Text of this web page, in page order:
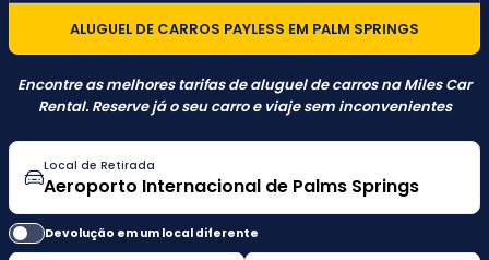
ALUGUEL DE CARROS PAYLESS EM PALM SPRINGS
Encontre as melhores tarifas de aluguel de carros na Miles Car
Rental. Reserve já o seu carro e viaje sem inconvenientes
Local de Retirada
Devolução em um local diferente